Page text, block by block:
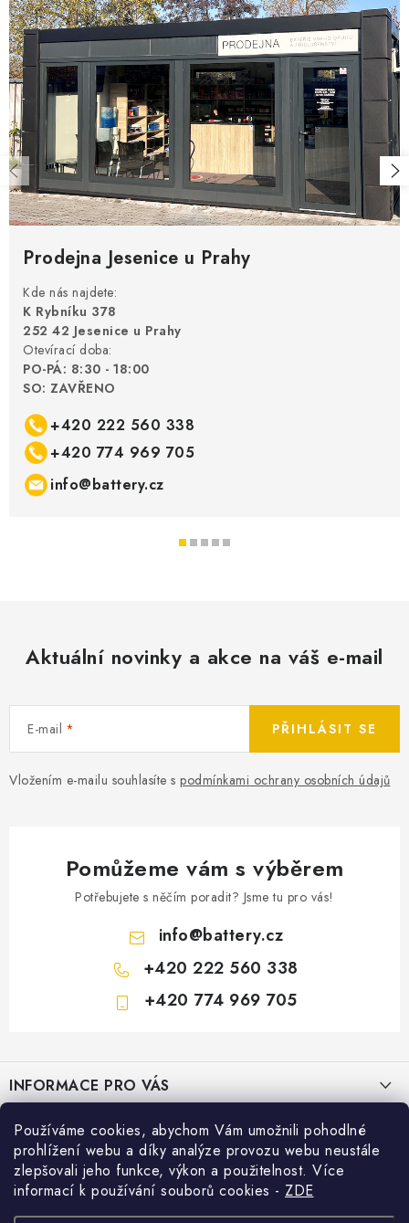
Používáme cookies, abychom Vám umožnili pohodlné
prohlížení webu a díky analýze provozu webu neustále
zlepšovali jeho funkce, výkon a použitelnost. Více
informací k používání souborů cookies - ZDE
Prodejna Jesenice u Prahy
Kde nás najdete:
K Rybníku 378
252 42 Jesenice u Prahy
Otevírací doba:
PO-PÁ: 8:30 - 18:00
SO: ZAVŘENO
+420 222 560 338
+420 774 969 705
info@battery.cz
Aktuální novinky a akce na váš e-mail
E-mail
Vložením e-mailu souhlasíte s podmínkami ochrany osobních údajů
PŘIHLÁSIT SE
Pomůžeme vám s výběrem
Potřebujete s něčím poradit? Jsme tu pro vás!
info@battery.cz
+420 222 560 338
+420 774 969 705
pINFORMACE PRO VÁS
KONTAKTY
POŠTOVNÉ A DOPRAVA
KONFIGURÁTOR AUTOBATERIÍ
PRODEJNY BATTERY.CZ
Prodejna Brno - Pražákova ul.
Prodejna Praha - Brožíkova ul.
Konfigurátor AUTOBATERIE
Konfigurátor AUTOBATERIE